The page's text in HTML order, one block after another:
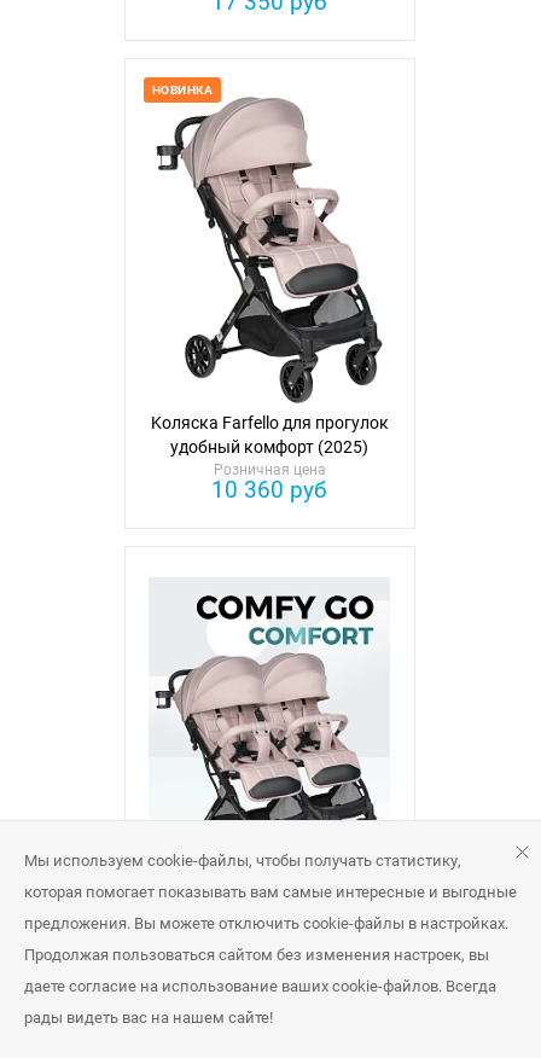
НОВИНКА
Kоляска Farfello для прогулок
удобный комфорт (2025)
Розничная цена
10 360 руб
удобный комфорт для двойни
(2025)
Розничная цена
22 358 руб
Мы используем cookie-файлы, чтобы получать статистику,
которая помогает показывать вам самые интересные и выгодные
предложения. Вы можете отключить cookie-файлы в настройках.
Продолжая пользоваться сайтом без изменения настроек, вы
даете согласие на использование ваших cookie-файлов. Всегда
рады видеть вас на нашем сайте!